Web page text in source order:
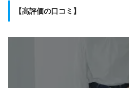
【高評価の口コミ】